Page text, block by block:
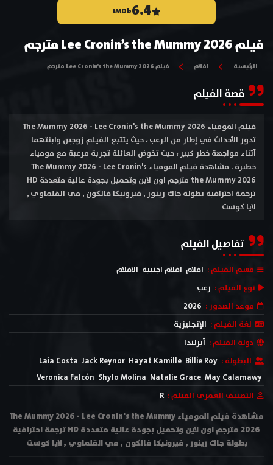
6.4
IMDb
فيلم Lee Cronin’s the Mummy 2026 مترجم
الرئيسية افلام فيلم Lee Cronin’s the Mummy 2026 مترجم
قصة الفيلم
فيلم المومياء The Mummy 2026 - Lee Cronin's the Mummy 2026
تدور الأحداث في إطار من الرعب ، حيث يتتبع الفيلم زوجين وابنتهما
أثناء مواجهة خطر كبير ، حيث تخوض العائلة تجربة مرعبة مع مومياء
خطيرة . مشاهدة فيلم المومياء The Mummy 2026 - Lee Cronin's
the Mummy 2026 مترجم اون لاين وتحميل بجودة عالية متعددة HD
ترجمة احترافية بطولة جاك رينور , فيرونيكا فالكون , مي القلماوي ,
لايا كوست
تفاصيل الفيلم
قسم الفيلم : افلام افلام اجنبية الافلام
نوع الفيلم : رعب
موعد الصدور : 2026
لغة الفيلم : الإنجليزية
دولة الفيلم : أيرلندا
البطولة : Billie Roy
Hayat Kamille
Jack Reynor
Laia Costa
May Calamawy
Natalie Grace
Shylo Molina
Veronica Falcón
التصنيف العمرى الفيلم : R
مشاهدة فيلم المومياء The Mummy 2026 - Lee Cronin's the Mummy
2026 مترجم اون لاين وتحميل بجودة عالية متعددة HD ترجمة احترافية
بطولة جاك رينور , فيرونيكا فالكون , مي القلماوي , لايا كوست